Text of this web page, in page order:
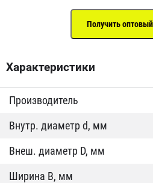
Характеристики
Производитель
Внутр. диаметр d, мм
Внеш. диаметр D, мм
Ширина B, мм